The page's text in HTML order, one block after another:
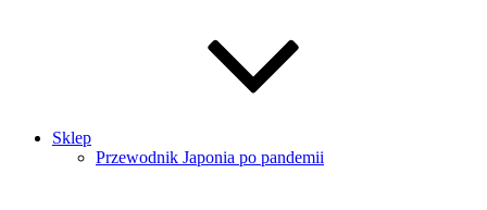
Sklep
Przewodnik Japonia po pandemii